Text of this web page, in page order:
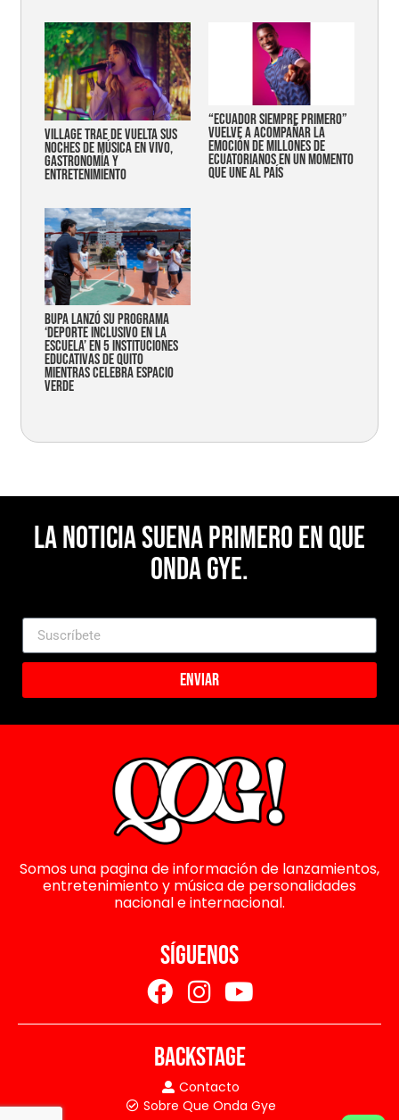
Village trae de vuelta sus
noches de música en vivo,
gastronomía y
entretenimiento
“Ecuador siempre primero”
vuelve a acompañar la
emoción de millones de
ecuatorianos en un momento
que une al país
Bupa lanzó su programa
‘Deporte Inclusivo en la
Escuela’ en 5 instituciones
educativas de Quito
mientras celebra espacio
verde
La noticia suena primero en Que
Onda Gye.
Enviar
Somos una pagina de información de lanzamientos,
entretenimiento y música de personalidades
nacional e internacional.
SÍGUENOS
BACKSTAGE
Contacto
Sobre Que Onda Gye